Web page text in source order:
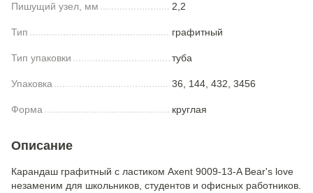
Пишущий узел, мм 2,2
Тип графитный
Тип упаковки туба
Упаковка 36, 144, 432, 3456
Форма круглая
Описание
Карандаш графитный с ластиком Axent 9009-13-A Bear's love
незаменим для школьников, студентов и офисных работников.